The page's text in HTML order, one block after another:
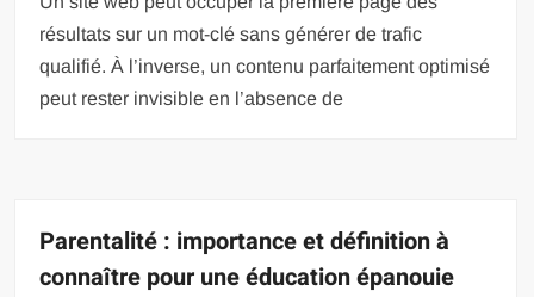
résultats sur un mot-clé sans générer de trafic
qualifié. À l’inverse, un contenu parfaitement optimisé
peut rester invisible en l’absence de
Parentalité : importance et définition à
connaître pour une éducation épanouie